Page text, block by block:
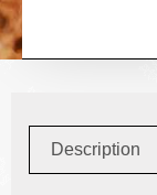
Description